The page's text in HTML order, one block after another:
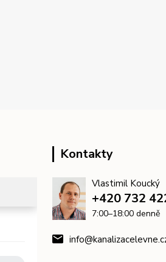
Kontakty
Vlastimil Koucký
+420 732
7:00–18:00 denně